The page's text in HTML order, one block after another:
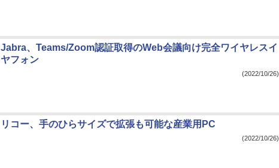
Jabra、Teams/Zoom認証取得のWeb会議向け完全ワイヤレスイ
ヤフォン
(2022/10/26)
リコー、手のひらサイズで拡張も可能な産業用PC
(2022/10/26)